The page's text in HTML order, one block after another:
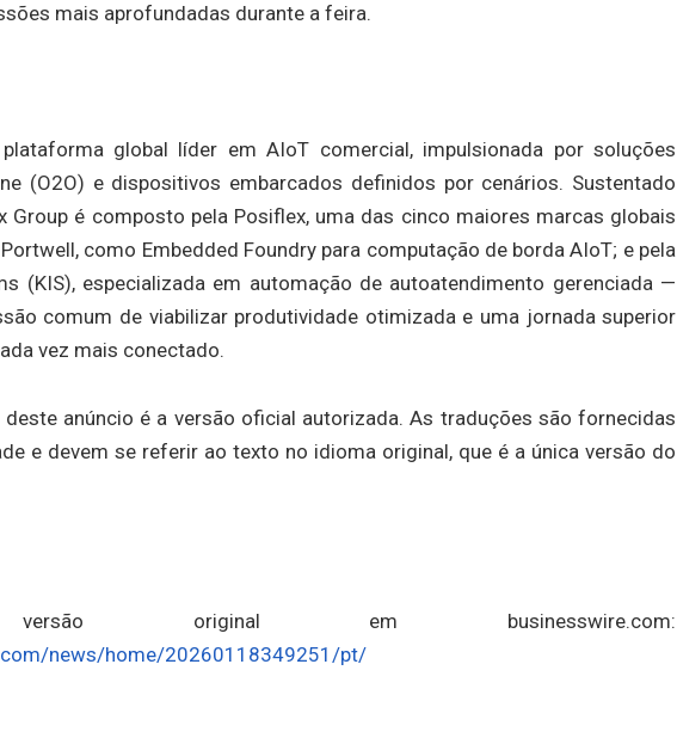
mais aprofundadas durante a feira.
global líder em AIoT comercial, impulsionada por soluções
(O2O) e dispositivos embarcados definidos por cenários. Sustentado
Group é composto pela Posiflex, uma das cinco maiores marcas globais
como Embedded Foundry para computação de borda AIoT; e pela
(KIS), especializada em automação de autoatendimento gerenciada —
comum de viabilizar produtividade otimizada e uma jornada superior
vez mais conectado.
anúncio é a versão oficial autorizada. As traduções são fornecidas
e devem se referir ao texto no idioma original, que é a única versão do
original em businesswire.com:
news/home/20260118349251/pt/